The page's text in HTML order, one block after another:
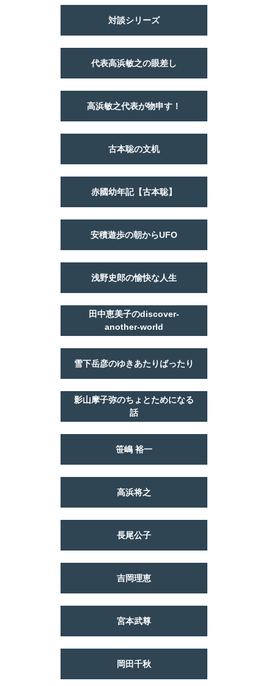
対談シリーズ
代表高浜敏之の眼差し
高浜敏之代表が物申す！
古本聡の文机
赤國幼年記【古本聡】
安積遊歩の朝からUFO
浅野史郎の愉快な人生
田中恵美子のdiscover-
another-world
雪下岳彦のゆきあたりばったり
影山摩子弥のちょとためになる
話
笹嶋 裕一
高浜将之
長尾公子
吉岡理恵
宮本武尊
岡田千秋